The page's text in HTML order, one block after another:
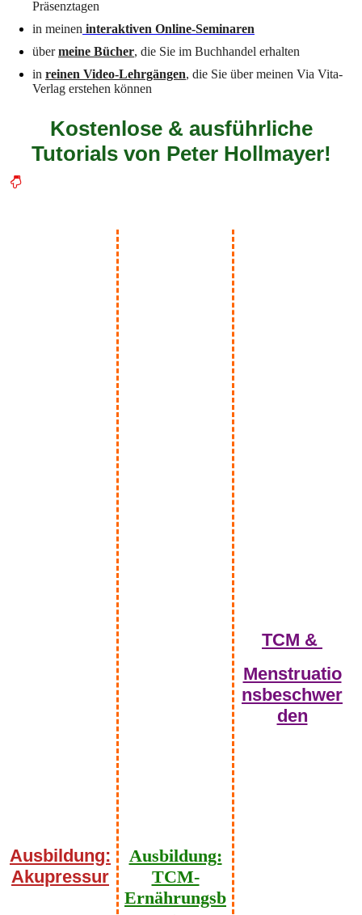
Präsenztagen
in meinen interaktiven Online-Seminaren
übermeine Bücher, die Sie im Buchhandel erhalten
in reinen Video-Lehrgängen, die Sie über meinen Via Vita-
Verlag erstehen können
Kostenlose & ausführliche
Tutorials von Peter Hollmayer!
Ausbildung:
Akupressur
Ausbildung:
TCM-
Ernährungsb
TCM &
Menstruatio
nsbeschwer
den